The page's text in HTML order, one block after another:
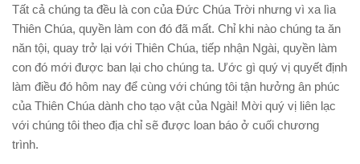
Tất cả chúng ta đều là con của Đức Chúa Trời nhưng vì xa lìa
Thiên Chúa, quyền làm con đó đã mất. Chỉ khi nào chúng ta ăn
năn tội, quay trở lại với Thiên Chúa, tiếp nhận Ngài, quyền làm
con đó mới được ban lại cho chúng ta. Ước gì quý vị quyết định
làm điều đó hôm nay để cùng với chúng tôi tận hưởng ân phúc
của Thiên Chúa dành cho tạo vật của Ngài! Mời quý vị liên lạc
với chúng tôi theo địa chỉ sẽ được loan báo ở cuối chương
trình.